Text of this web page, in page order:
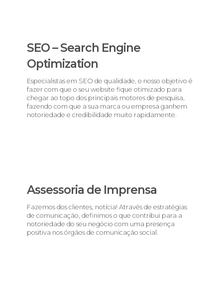
SEO – Search Engine
Optimization
Especialistas em SEO de qualidade, o nosso objetivo é
fazer com que o seu website fique otimizado para
chegar ao topo dos principais motores de pesquisa,
fazendo com que a sua marca ou empresa ganhem
notoriedade e credibilidade muito rapidamente.
Assessoria de Imprensa
Fazemos dos clientes, notícia! Através de estratégias
de comunicação, definimos o que contribui para a
notoriedade do seu negócio com uma presença
positiva nos órgãos de comunicação social.